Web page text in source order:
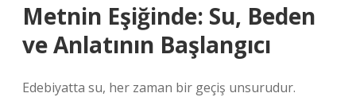
Metnin Eşiğinde: Su, Beden
ve Anlatının Başlangıcı
Edebiyatta su, her zaman bir geçiş unsurudur.